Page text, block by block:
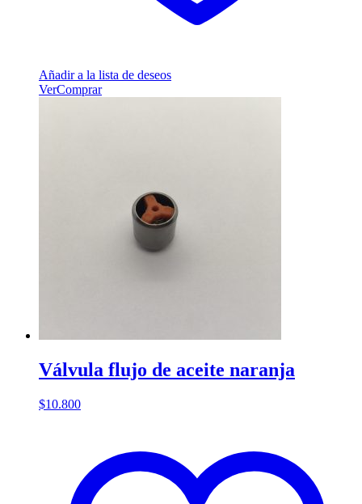
Añadir a la lista de deseos
VerComprar
Válvula flujo de aceite naranja
$10.800